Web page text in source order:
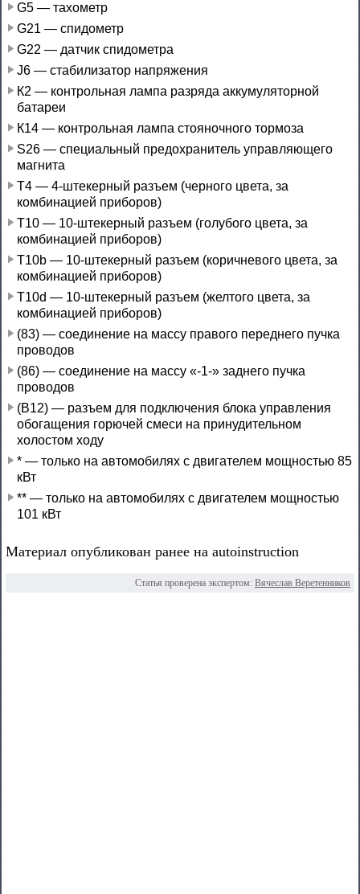
G5 — тахометр
G21 — спидометр
G22 — датчик спидометра
J6 — стабилизатор напряжения
К2 — контрольная лампа разряда аккумуляторной
батареи
К14 — контрольная лампа стояночного тормоза
S26 — специальный предохранитель управляющего
магнита
Т4 — 4-штекерный разъем (черного цвета, за
комбинацией приборов)
Т10 — 10-штекерный разъем (голубого цвета, за
комбинацией приборов)
T10b — 10-штекерный разъем (коричневого цвета, за
комбинацией приборов)
T10d — 10-штекерный разъем (желтого цвета, за
комбинацией приборов)
(83) — соединение на массу правого переднего пучка
проводов
(86) — соединение на массу «-1-» заднего пучка
проводов
(В12) — разъем для подключения блока управления
обогащения горючей смеси на принудительном
холостом ходу
* — только на автомобилях с двигателем мощностью 85
кВт
** — только на автомобилях с двигателем мощностью
101 кВт
Материал опубликован ранее на autoinstruction
Статья проверена экспертом: Вячеслав Веретенников